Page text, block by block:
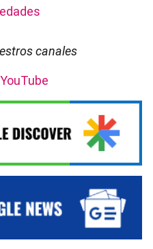
canales
YouTube